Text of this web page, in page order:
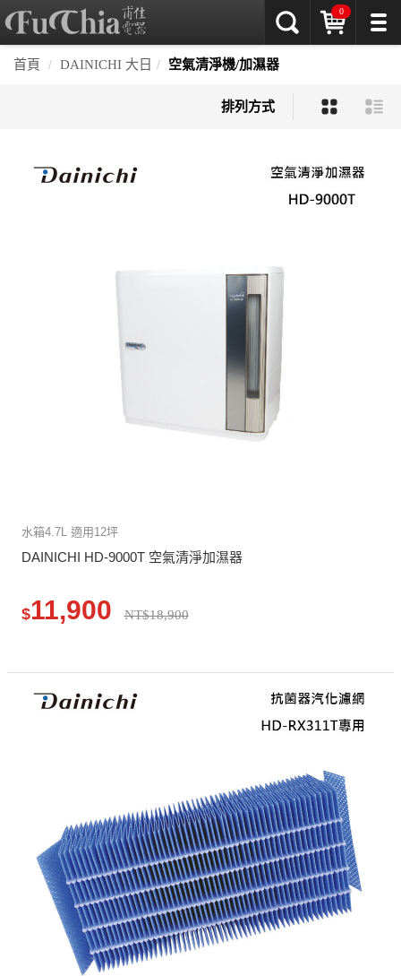
0
首頁 DAINICHI 大日 空氣清淨機/加濕器
排列方式
水箱4.7L 適用12坪
DAINICHI HD-9000T 空氣清淨加濕器
$11,900 NT$18,900